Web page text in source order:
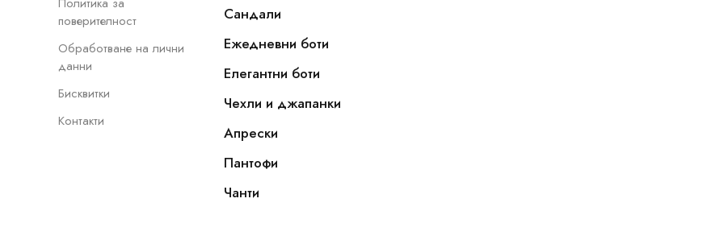
поверителност
Обработване на лични
данни
Бисквитки
Контакти
Сандали
Ежедневни боти
Елегантни боти
Чехли и джапанки
Апрески
Пантофи
Чанти